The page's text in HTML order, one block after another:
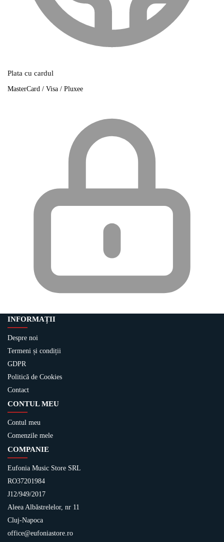
Plata cu cardul
MasterCard / Visa / Pluxee
INFORMAȚII
Despre noi
Termeni și condiții
GDPR
Politică de Cookies
Contact
CONTUL MEU
Contul meu
Comenzile mele
COMPANIE
Eufonia Music Store SRL
RO37201984
J12/949/2017
Aleea Albăstrelelor, nr 11
Cluj-Napoca
office@eufoniastore.ro